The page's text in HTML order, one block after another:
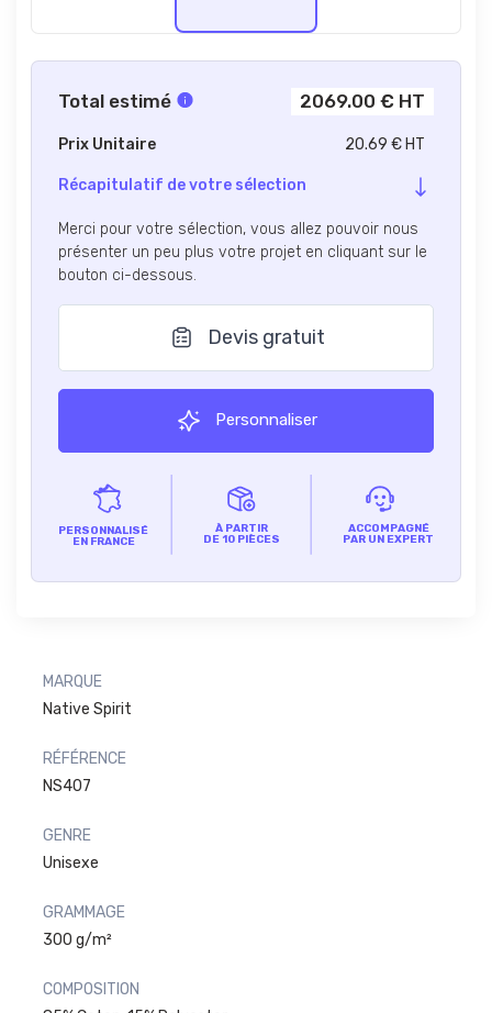
Total estimé 2069.00 € HT
Prix Unitaire 20.69 € HT
Récapitulatif de votre sélection
Merci pour votre sélection, vous allez pouvoir nous
présenter un peu plus votre projet en cliquant sur le
bouton ci-dessous.
Devis gratuit
Personnaliser
PERSONNALISÉ
EN FRANCE
À PARTIR
DE 10 PIÈCES
ACCOMPAGNÉ
PAR UN EXPERT
MARQUE
Native Spirit
RÉFÉRENCE
NS407
GENRE
Unisexe
GRAMMAGE
300 g/m²
COMPOSITION